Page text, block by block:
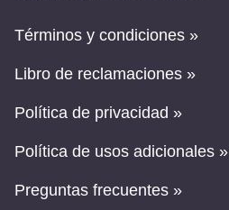
Términos y condiciones »
Libro de reclamaciones »
Política de privacidad »
Política de usos adicionales »
Preguntas frecuentes »